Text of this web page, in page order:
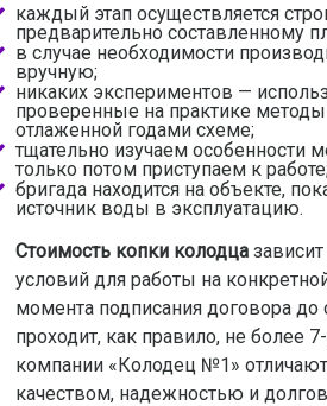
каждый этап осуществляется
предварительно составленному
в случае необходимости
вручную;
никаких экспериментов —
проверенные на практике
отлаженной годами схеме;
тщательно изучаем особенности
только потом приступаем к
бригада находится на объекте,
источник воды в эксплуатацию.
Стоимость копки колодцазависит
условий для работы на
момента подписания договора до
проходит, как правило, не более
компании «Колодец №1»
качеством, надежностью и